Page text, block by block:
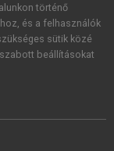
a szotar.netés a
történő
és a felhasználók
sütik közé
beállításokat